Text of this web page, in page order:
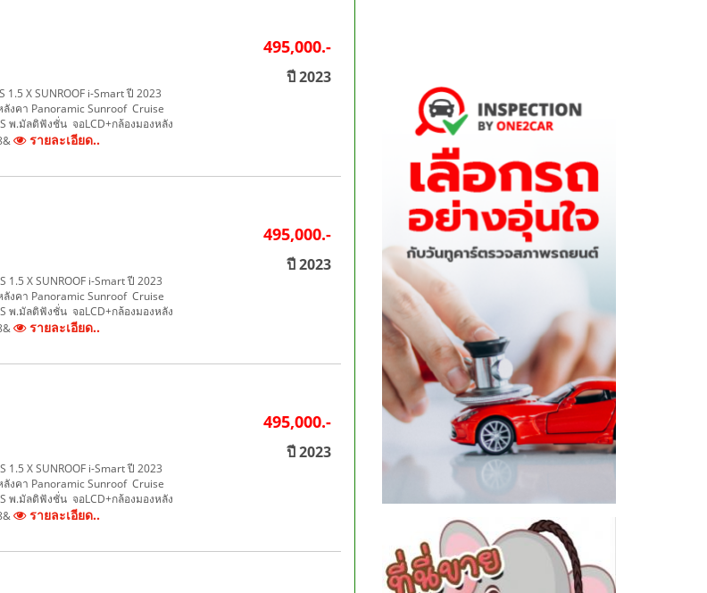
X SUNROOF i-Smart ปี 2023
งคา Panoramic Sunroof Cruise
พ.มัลติฟังชั่น จอLCD+กล้องมองหลัง
รายละเอียด..
495,000.-
ปี 2023
X SUNROOF i-Smart ปี 2023
งคา Panoramic Sunroof Cruise
พ.มัลติฟังชั่น จอLCD+กล้องมองหลัง
รายละเอียด..
495,000.-
ปี 2023
X SUNROOF i-Smart ปี 2023
งคา Panoramic Sunroof Cruise
พ.มัลติฟังชั่น จอLCD+กล้องมองหลัง
รายละเอียด..
495,000.-
ปี 2023